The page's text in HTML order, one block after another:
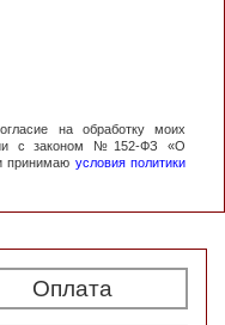
на обработку моих
с законом №152-ФЗ «О
принимаю условия политики
Оплата